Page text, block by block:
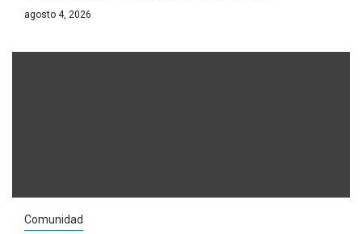
agosto 4, 2026
Comunidad